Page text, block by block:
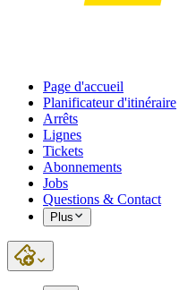
Page d'accueil
Planificateur d'itinéraire
Arrêts
Lignes
Tickets
Abonnements
Jobs
Questions & Contact
Plus